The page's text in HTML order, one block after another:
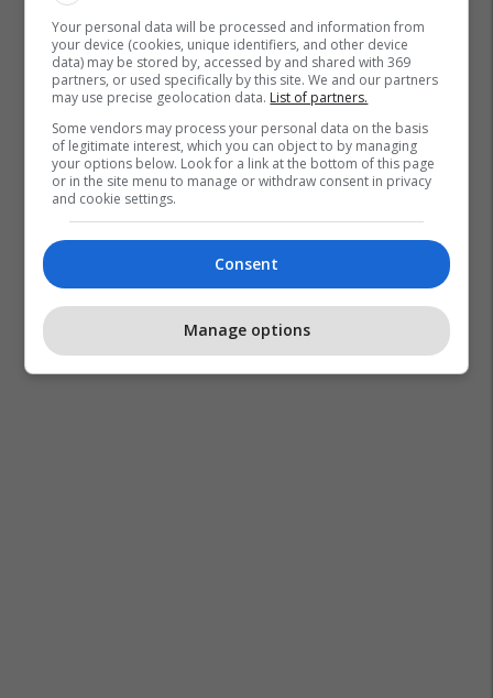
Bizneset E Reja Kredit
Your personal data will be processed and information from
your device (cookies, unique identifiers, and other device
data) may be stored by, accessed by and shared with 369
partners, or used specifically by this site. We and our partners
may use precise geolocation data. List of partners.
Some vendors may process your personal data on the basis
of legitimate interest, which you can object to by managing
your options below. Look for a link at the bottom of this page
or in the site menu to manage or withdraw consent in privacy
and cookie settings.
Consent
Manage options